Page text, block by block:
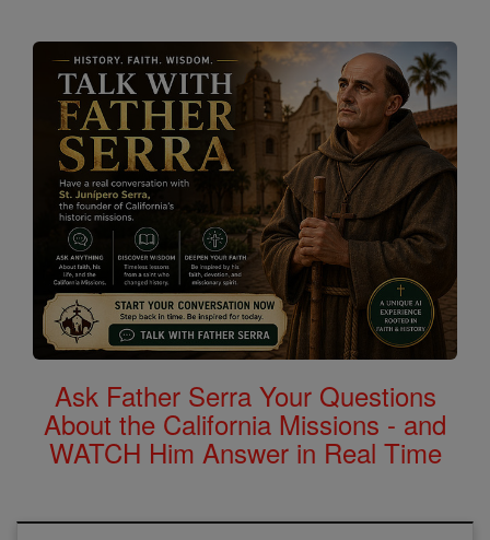
Ask Father Serra Your Questions
About the California Missions - and
WATCH Him Answer in Real Time